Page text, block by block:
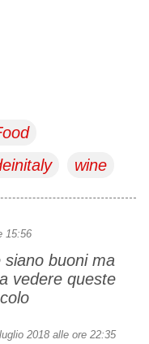
wine
15:56
buoni ma
vedere queste
2018 alle ore 22:35